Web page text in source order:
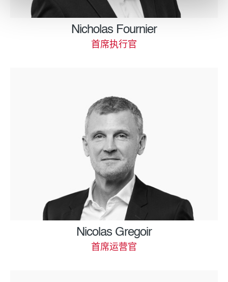
Nicholas Fournier
首席执行官
Nicolas Gregoir
首席运营官